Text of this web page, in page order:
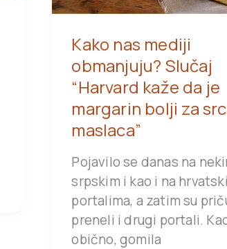
Kako nas mediji
obmanjuju? Slučaj
“Harvard kaže da je
margarin bolji za
maslaca”
Pojavilo se danas na
srpskim i kao i na
portalima, a zatim su
preneli i drugi portali.
obično, gomila